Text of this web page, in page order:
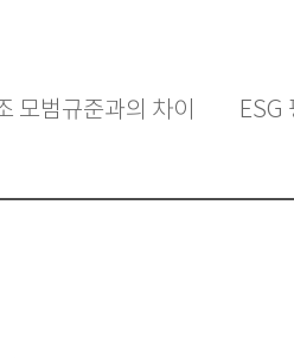
모범규준과의 차이 ESG